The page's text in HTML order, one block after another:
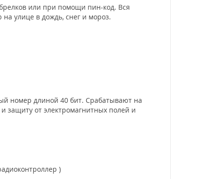
или при помощи пин-код. Вся
улице в дождь, снег и мороз.
номер длиной 40 бит. Срабатывают на
защиту от электромагнитных полей и
)